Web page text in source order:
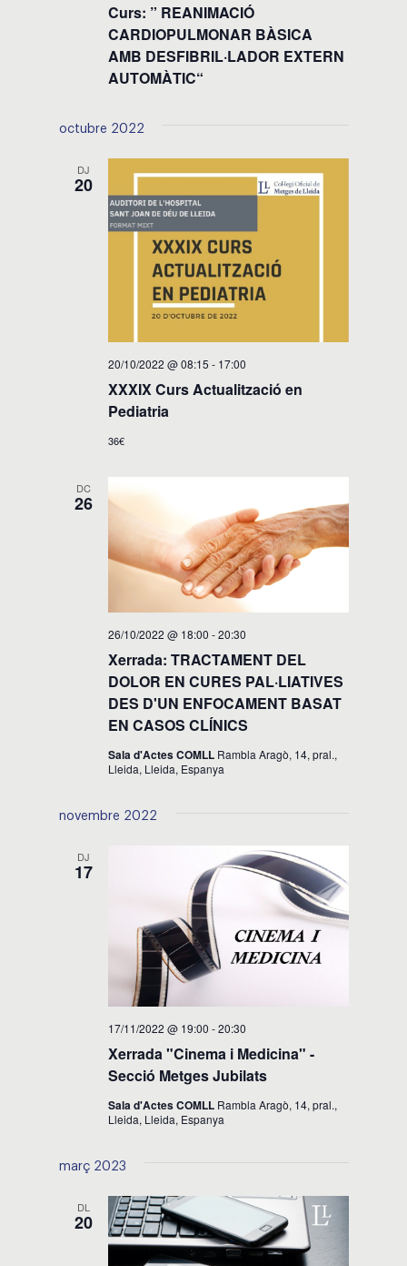
Curs: ” REANIMACIÓ
CARDIOPULMONAR BÀSICA
AMB DESFIBRIL·LADOR EXTERN
AUTOMÀTIC“
octubre 2022
DJ
20
XXXIX Curs Actualització en
Pediatria
20/10/2022 @ 08:15 - 17:00
36€
DC
26
Xerrada: TRACTAMENT DEL
DOLOR EN CURES PAL·LIATIVES
DES D'UN ENFOCAMENT BASAT
EN CASOS CLÍNICS
26/10/2022 @ 18:00 -20:30
Sala d'Actes COMLL Rambla Aragò, 14, pral.,
Lleida, Lleida, Espanya
novembre 2022
DJ
17
Xerrada "Cinema i Medicina" -
Secció Metges Jubilats
17/11/2022 @ 19:00 -20:30
Sala d'Actes COMLL Rambla Aragò, 14, pral.,
Lleida, Lleida, Espanya
març 2023
DL
20